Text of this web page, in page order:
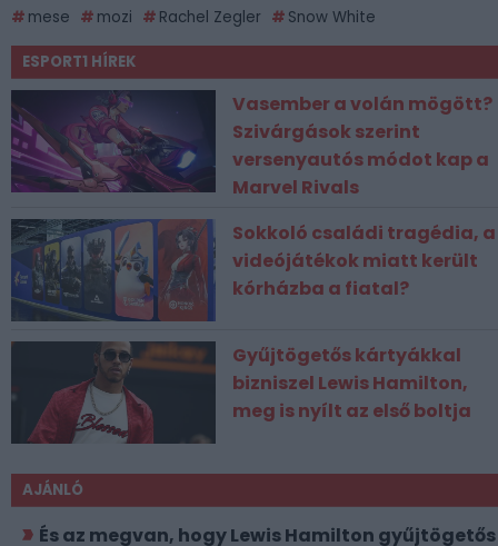
mese
mozi Rachel Zegler Snow White
ESPORT1 HÍREK
Vasember a volán mögött?
Szivárgások szerint
versenyautós módot kap a
Marvel Rivals
Sokkoló családi tragédia, a
videójátékok miatt került
kórházba a fiatal?
Gyűjtögetős kártyákkal
bizniszel Lewis Hamilton,
meg is nyílt az első boltja
AJÁNLÓ
És az megvan, hogy Lewis Hamilton gyűjtögetős